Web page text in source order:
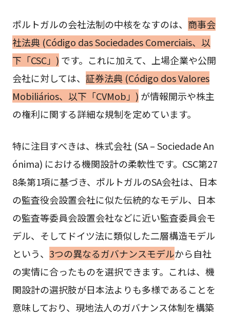
ポルトガルの会社法制の中核をなすのは、 商事会
社法典 (Código das Sociedades Comerciais、以
下「CSC」) です。これに加えて、上場企業や公開
会社に対しては、 証券法典 (Código dos Valores
Mobiliários、以下「CVMob」) が情報開示や株主
の権利に関する詳細な規制を定めています。
特に注目すべきは、株式会社 (SA – Sociedade An
ónima) における機関設計の柔軟性です。CSC第27
8条第1項に基づき、ポルトガルのSA会社は、日本
の監査役会設置会社に似た伝統的なモデル、日本
の監査等委員会設置会社などに近い監査委員会モ
デル、そしてドイツ法に類似した二層構造モデル
という、 3つの異なるガバナンスモデルから自社
の実情に合ったものを選択できます。これは、機
関設計の選択肢が日本法よりも多様であることを
意味しており、現地法人のガバナンス体制を構築